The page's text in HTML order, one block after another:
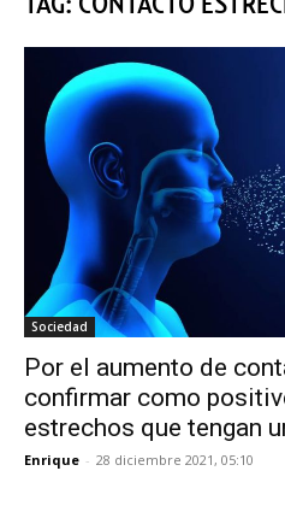
Sociedad
Por el aumento de
confirmar como
estrechos que tengan
Enrique - 28 diciembre 2021, 05:10